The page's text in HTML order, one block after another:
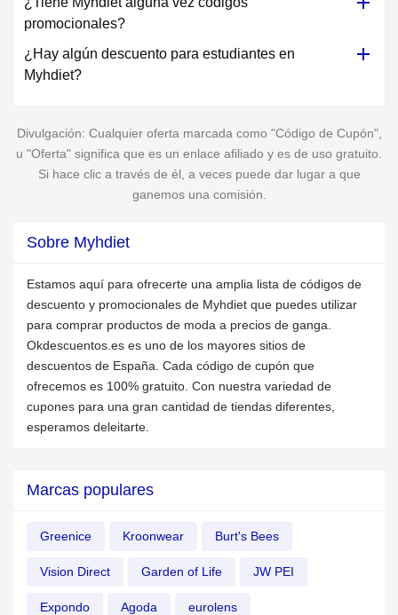
promocionales?
¿Hay algún descuento para estudiantes en
Myhdiet?
Divulgación: Cualquier oferta marcada como "Código de Cupón",
u "Oferta" significa que es un enlace afiliado y es de uso gratuito.
Si hace clic a través de él, a veces puede dar lugar a que
ganemos una comisión.
Sobre Myhdiet
Estamos aquí para ofrecerte una amplia lista de códigos de
descuento y promocionales de Myhdiet que puedes utilizar
para comprar productos de moda a precios de ganga.
Okdescuentos.es es uno de los mayores sitios de
descuentos de España. Cada código de cupón que
ofrecemos es 100% gratuito. Con nuestra variedad de
cupones para una gran cantidad de tiendas diferentes,
esperamos deleitarte.
Marcas populares
Greenice Kroonwear Burt's Bees
Vision Direct Garden of Life JW PEI
Expondo Agoda eurolens